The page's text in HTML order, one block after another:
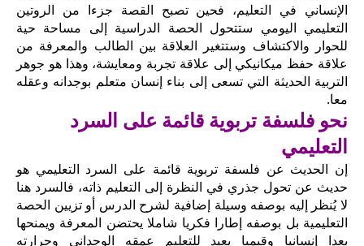
الإنساني في التعليم، فحين تصبح القصة جزءا من الروتين
التعليمي اليومي ستتحول الحصة الدراسية إلى مساحة حية
للحوار والاكتشاف وستتغير العلاقة بين الطالب والمعرفة من
علاقة حفظ ميكانيكي إلى علاقة تجربة ومعايشة، وهذا هو جوهر
التربية الحديثة التي تسعى إلى بناء إنسان متعلم بوجدانه وعقله
معا.
نحو فلسفة تربوية قائمة على السرد
التعليمي
إن الحديث عن فلسفة تربوية قائمة على السرد التعليمي هو
حديث عن تحول جذري في النظرة إلى التعليم ذاته، فالسرد هنا
لا يُنظر إليه بوصفه وسيلة إضافية لشرح الدرس أو تزيين الحصة
التعليمية بل بوصفه إطارا فكريا شاملا يحتضن المعرفة ويمنحها
بعدا إنسانيا وقيميا يعيد للتعليم عمقه الوجداني وحرارته